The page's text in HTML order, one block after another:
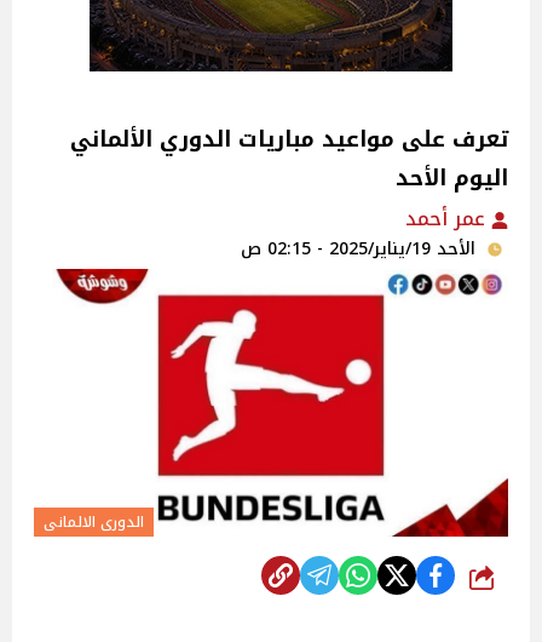
تعرف على مواعيد مباريات الدوري الألماني
اليوم الأحد
عمر أحمد
الأحد 19/يناير/2025 - 02:15 ص
الدورى الالمانى
شارك